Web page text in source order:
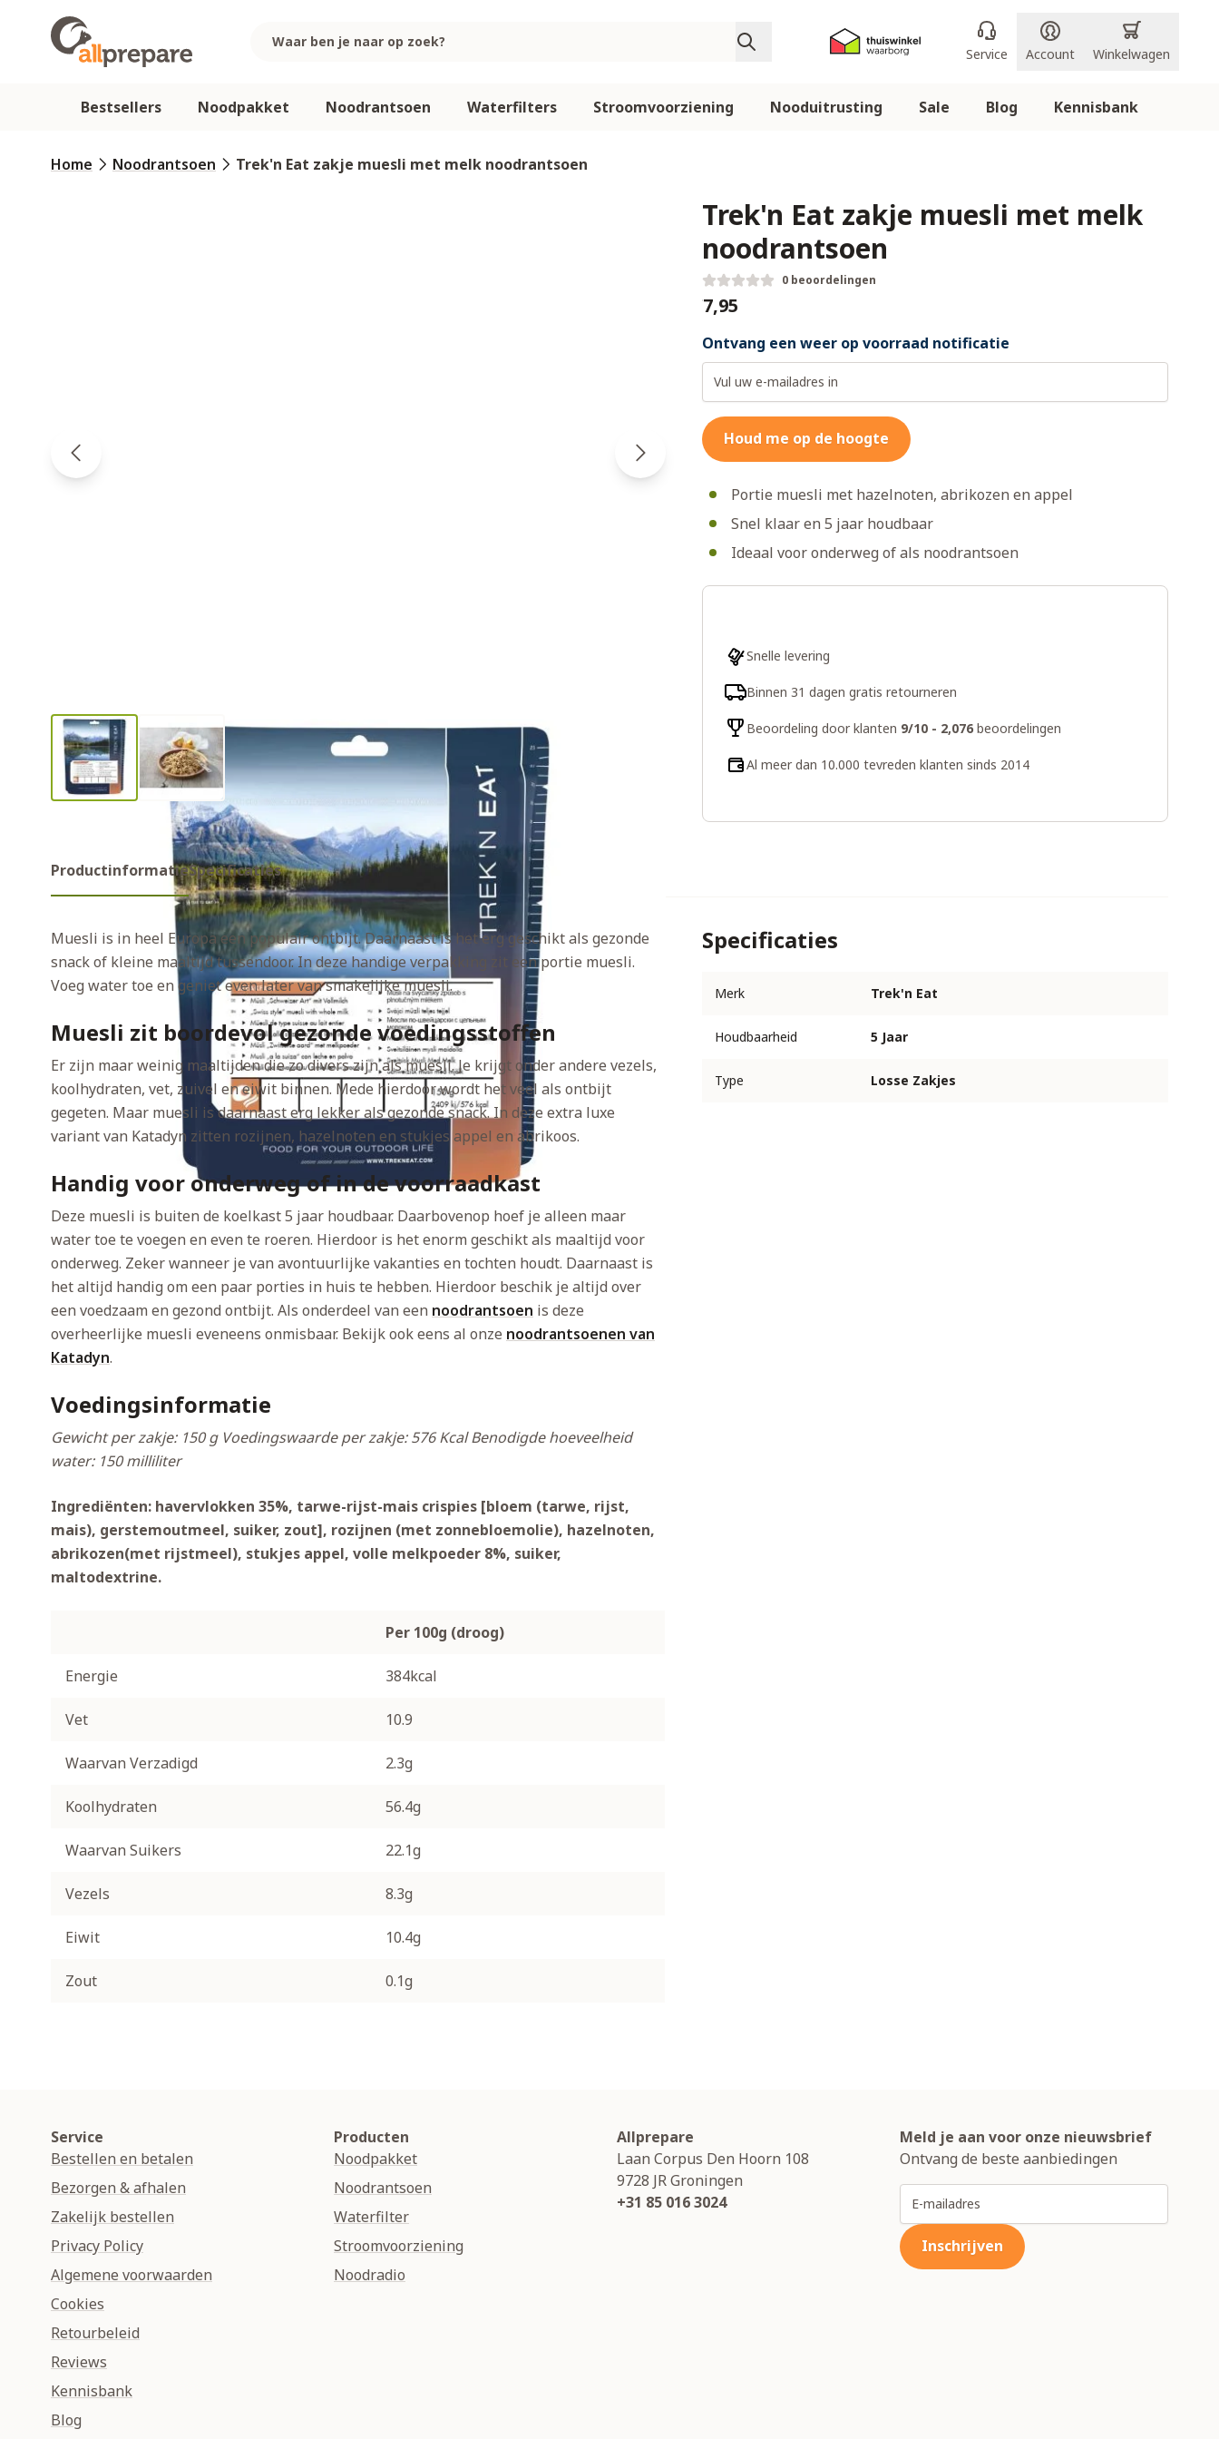
Bestsellers Noodpakket Noodrantsoen Waterfilters Stroomvoorziening Nooduitrusting Sale Blog Kennisbank
Service Account Winkelwagen
Home Noodrantsoen Trek'n Eat zakje muesli met melk noodrantsoen
Trek'n Eat zakje muesli met melk
noodrantsoen
0 beoordelingen
€7,95
Ontvang een weer op voorraad notificatie
Houd me op de hoogte
Portie muesli met hazelnoten, abrikozen en appel
Snel klaar en 5 jaar houdbaar
Ideaal voor onderweg of als noodrantsoen
Snelle levering
Binnen 31 dagen gratis retourneren
Beoordeling door klanten 9/10 - 2,076beoordelingen
Al meer dan 10.000 tevreden klanten sinds 2014
ProductinformatieSpecificaties
Muesli is in heel Europa een populair ontbijt. Daarnaast is het erg geschikt als gezonde
snack of kleine maaltijd tussendoor. In deze handige verpakking zit een portie muesli.
Voeg water toe en geniet even later van smakelijke muesli.
Muesli zit boordevol gezonde voedingsstoffen
Er zijn maar weinig maaltijden die zo divers zijn als muesli. Je krijgt onder andere vezels,
koolhydraten, vet, zuivel en eiwit binnen. Mede hierdoor wordt het veel als ontbijt
gegeten. Maar muesli is daarnaast erg lekker als gezonde snack. In deze extra luxe
variant van Katadyn zitten rozijnen, hazelnoten en stukjes appel en abrikoos.
Handig voor onderweg of in de voorraadkast
Deze muesli is buiten de koelkast 5 jaar houdbaar. Daarbovenop hoef je alleen maar
water toe te voegen en even te roeren. Hierdoor is het enorm geschikt als maaltijd voor
onderweg. Zeker wanneer je van avontuurlijke vakanties en tochten houdt. Daarnaast is
het altijd handig om een paar porties in huis te hebben. Hierdoor beschik je altijd over
een voedzaam en gezond ontbijt. Als onderdeel van een noodrantsoen is deze
overheerlijke muesli eveneens onmisbaar. Bekijk ook eens al onze noodrantsoenen van
Katadyn.
Voedingsinformatie
Gewicht per zakje: 150 gVoedingswaarde per zakje: 576 KcalBenodigde hoeveelheid
water: 150 milliliter
Ingrediënten: havervlokken 35%, tarwe-rijst-mais crispies [bloem (tarwe, rijst,
mais), gerstemoutmeel, suiker, zout], rozijnen (met zonnebloemolie), hazelnoten,
abrikozen(met rijstmeel), stukjes appel, volle melkpoeder 8%, suiker,
maltodextrine.
Per 100g (droog)
Energie 384kcal
Vet 10.9
Waarvan Verzadigd 2.3g
Koolhydraten 56.4g
Waarvan Suikers 22.1g
Vezels 8.3g
Eiwit 10.4g
Zout 0.1g
Specificaties
Merk Trek'n Eat
Houdbaarheid 5 Jaar
Type Losse Zakjes
Service
Bestellen en betalen
Bezorgen & afhalen
Zakelijk bestellen
Privacy Policy
Algemene voorwaarden
Cookies
Retourbeleid
Reviews
Kennisbank
Blog
Producten
Noodpakket
Noodrantsoen
Waterfilter
Stroomvoorziening
Noodradio
Allprepare
Laan Corpus Den Hoorn 108
9728 JRGroningen
+31 85 016 3024
Meld je aan voor onze nieuwsbrief
Ontvang de beste aanbiedingen
E-mailadres
Inschrijven